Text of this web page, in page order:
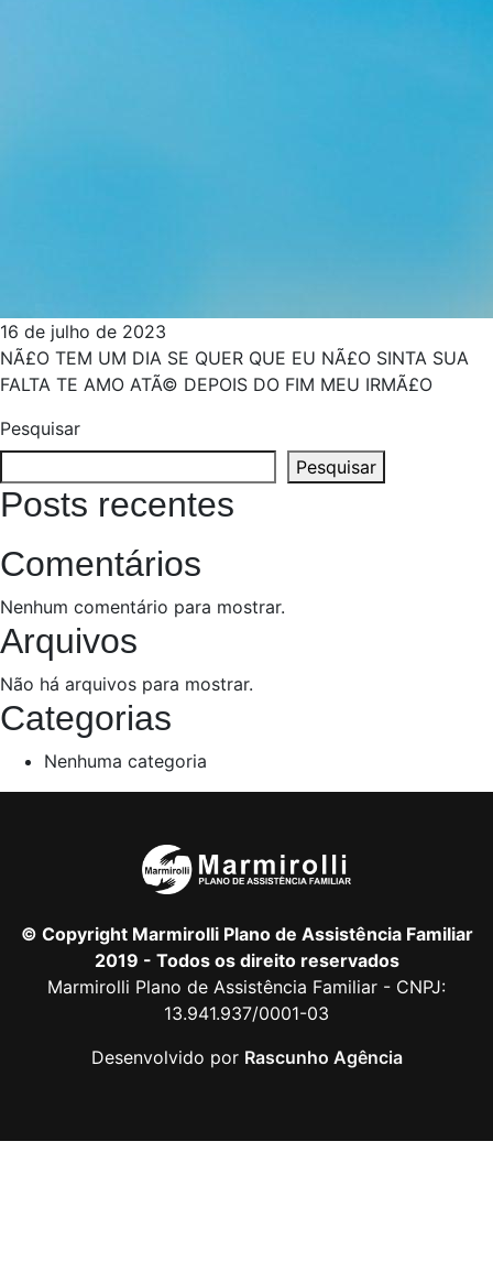
16 de julho de 2023
NÃ£O TEM UM DIA SE QUER QUE EU NÃ£O SINTA SUA
FALTA TE AMO ATÃ© DEPOIS DO FIM MEU IRMÃ£O
Pesquisar
Pesquisar
Posts recentes
Comentários
Nenhum comentário para mostrar.
Arquivos
Não há arquivos para mostrar.
Categorias
Nenhuma categoria
© Copyright Marmirolli Plano de Assistência Familiar
2019 - Todos os direito reservados
Marmirolli Plano de Assistência Familiar - CNPJ:
13.941.937/0001-03
Desenvolvido por Rascunho Agência